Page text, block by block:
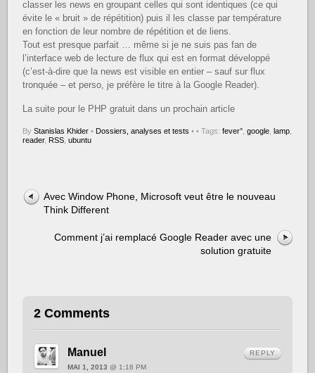
classer les news en groupant celles qui sont identiques (ce qui
évite le « bruit » de répétition) puis il les classe par température
en fonction de leur nombre de répétition et de liens.
Tout est presque parfait … même si je ne suis pas fan de
l’interface web de lecture de flux qui est en format développé
(c’est-à-dire que la news est visible en entier – sauf sur flux
tronquée – et perso, je préfère le titre à la Google Reader).
La suite pour le PHP gratuit dans un prochain article
ByStanislas Khider • Dossiers, analyses et tests • • Tags:fever° ,google ,lamp
reader, RSS ,ubuntu
Avec Window Phone, Microsoft veut être le nouveau
Think Different
Comment j’ai remplacé Google Reader avec une
solution gratuite
2 Comments
Manuel
MAI 1, 2013 @ 1:18 PM
REPLY